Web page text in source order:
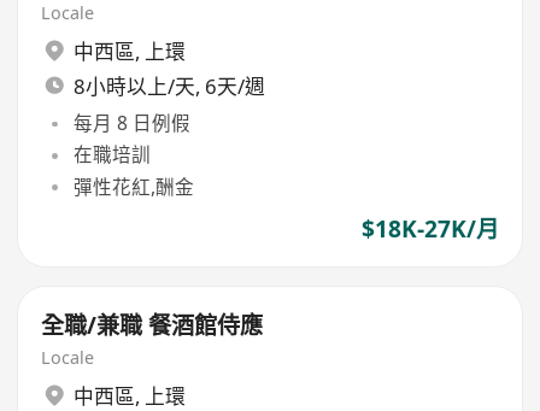
Locale
中西區, 上環
8小時以上/天, 6天/週
每月 8 日例假
在職培訓
彈性花紅,酬金
$18K-27K/月
全職/兼職 餐酒館侍應
Locale
中西區, 上環